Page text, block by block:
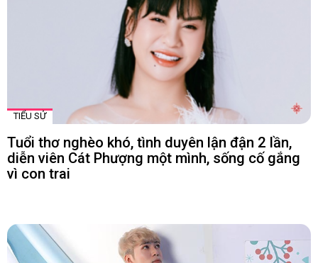
TIỂU SỬ
Tuổi thơ nghèo khó, tình duyên lận đận 2 lần,
diễn viên Cát Phượng một mình, sống cố gắng
vì con trai